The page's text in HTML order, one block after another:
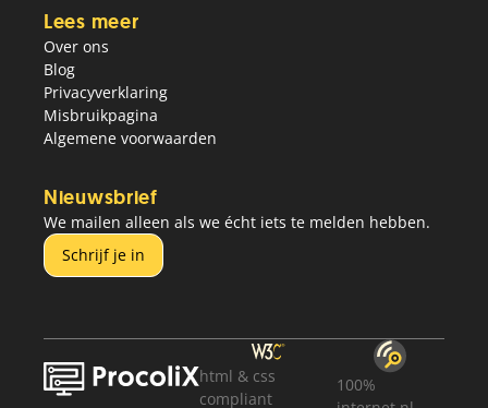
Lees meer
Over ons
Blog
Privacyverklaring
Misbruikpagina
Algemene voorwaarden
Nieuwsbrief
We mailen alleen als we écht iets te melden hebben.
Schrijf je in
html & css
compliant
100%